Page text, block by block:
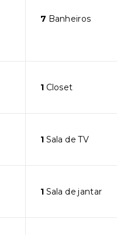
7 Banheiros
1Closet
1Sala de TV
1Sala de jantar